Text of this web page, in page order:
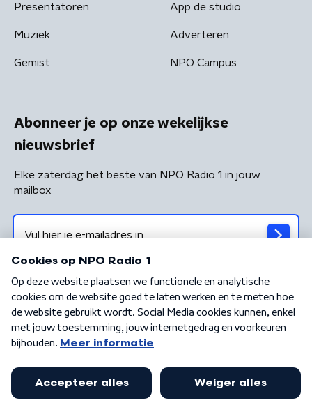
Presentatoren
Muziek
Gemist
App de studio
Adverteren
NPO Campus
Abonneer je op onze wekelijkse
nieuwsbrief
Elke zaterdag het beste van NPO Radio 1 in jouw
mailbox
Algemene voorwaarden